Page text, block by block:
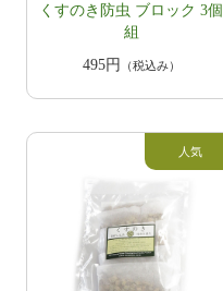
くすのき防虫 ブロック 3個
組
495円
（税込み）